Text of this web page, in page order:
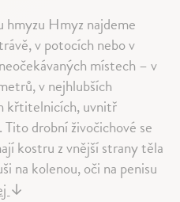
Hmyz najdeme
v potocích nebo v
místech – v
v nejhlubších
křtitelnicích, uvnitř
drobní živočichové se
kostru z vnější strany těla
na kolenou, oči na penisu
↓